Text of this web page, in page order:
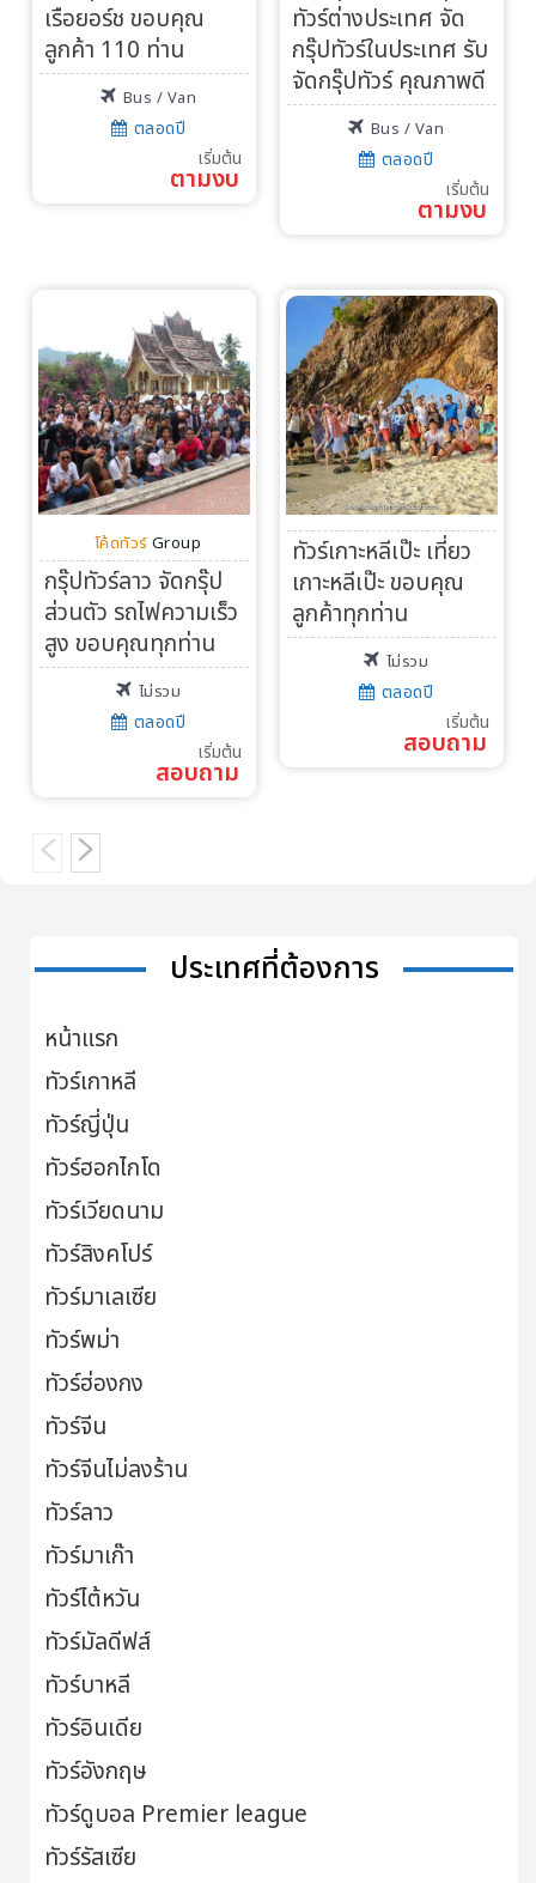
เรือยอร์ช ขอบคุณ
ลูกค้า 110 ท่าน
Bus / Van
ตลอดปี
เริ่มต้น
ตามงบ
ทัวร์ต่างประเทศ จัด
กรุ๊ปทัวร์ในประเทศ รับ
จัดกรุ๊ปทัวร์ คุณภาพดี
Bus / Van
ตลอดปี
เริ่มต้น
ตามงบ
โค้ดทัวร์ Group
กรุ๊ปทัวร์ลาว จัดกรุ๊ป
ส่วนตัว รถไฟความเร็ว
สูง ขอบคุณทุกท่าน
ไม่รวม
ตลอดปี
เริ่มต้น
สอบถาม
ทัวร์เกาะหลีเป๊ะ เที่ยว
เกาะหลีเป๊ะ ขอบคุณ
ลูกค้าทุกท่าน
ไม่รวม
ตลอดปี
เริ่มต้น
สอบถาม
ประเทศที่ต้องการ
หน้าแรก
ทัวร์เกาหลี
ทัวร์ญี่ปุ่น
ทัวร์ฮอกไกโด
ทัวร์เวียดนาม
ทัวร์สิงคโปร์
ทัวร์มาเลเซีย
ทัวร์พม่า
ทัวร์ฮ่องกง
ทัวร์จีน
ทัวร์จีนไม่ลงร้าน
ทัวร์ลาว
ทัวร์มาเก๊า
ทัวร์ไต้หวัน
ทัวร์มัลดีฟส์
ทัวร์บาหลี
ทัวร์อินเดีย
ทัวร์อังกฤษ
ทัวร์ดูบอล Premier league
ทัวร์รัสเซีย